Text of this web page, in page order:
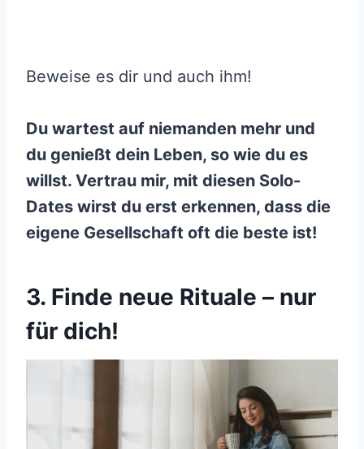
Beweise es dir und auch ihm!
Du wartest auf niemanden mehr und
du genießt dein Leben, so wie du es
willst. Vertrau mir, mit diesen Solo-
Dates wirst du erst erkennen, dass die
eigene Gesellschaft oft die beste ist!
3. Finde neue Rituale – nur
für dich!